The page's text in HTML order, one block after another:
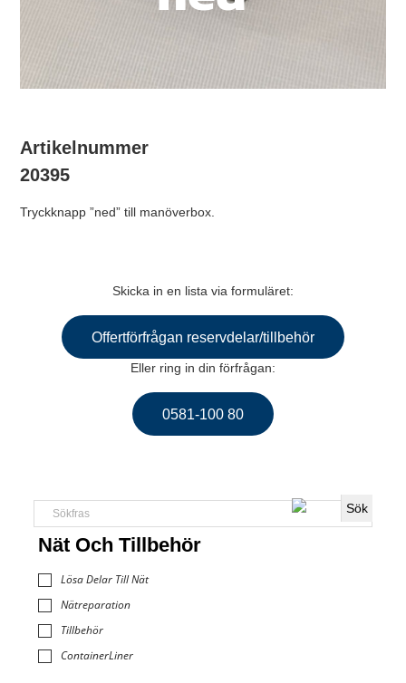
Artikelnummer
20395
Tryckknapp ”ned” till manöverbox.
Skicka in en lista via formuläret:
Offertförfrågan reservdelar/tillbehör
Eller ring in din förfrågan:
0581-100 80
Nät Och Tillbehör
Lösa Delar Till Nät
Nätreparation
Tillbehör
ContainerLiner